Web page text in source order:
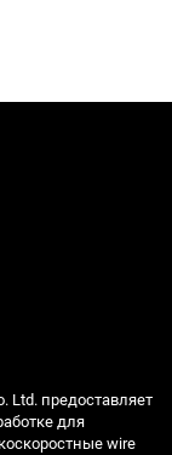
Ltd. предоставляет
для
wire